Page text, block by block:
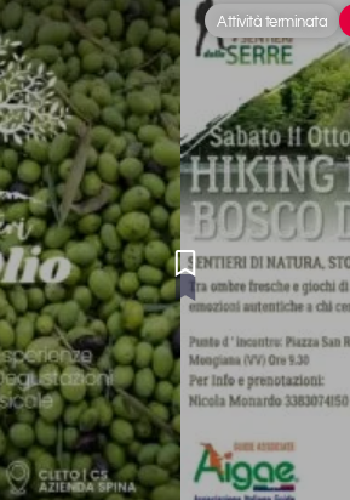
Attività terminata